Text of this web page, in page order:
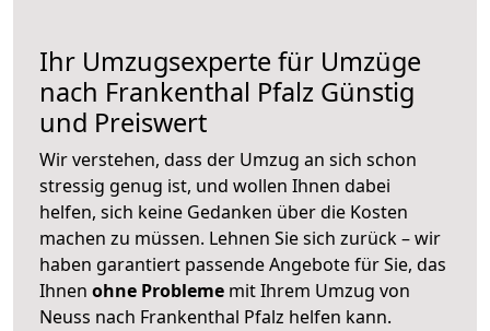
Ihr Umzugsexperte für Umzüge
nach Frankenthal Pfalz Günstig
und Preiswert
Wir verstehen, dass der Umzug an sich schon
stressig genug ist, und wollen Ihnen dabei
helfen, sich keine Gedanken über die Kosten
machen zu müssen. Lehnen Sie sich zurück – wir
haben garantiert passende Angebote für Sie, das
Ihnen ohne Probleme mit Ihrem Umzug von
Neuss nach Frankenthal Pfalz helfen kann.